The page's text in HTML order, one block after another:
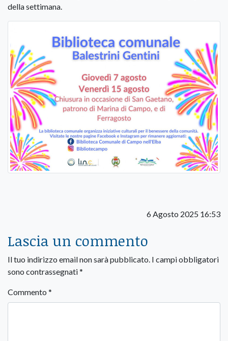
della settimana.
6 Agosto 2025 16:53
Lascia un commento
Il tuo indirizzo email non sarà pubblicato. I campi obbligatori
sono contrassegnati*
Commento *